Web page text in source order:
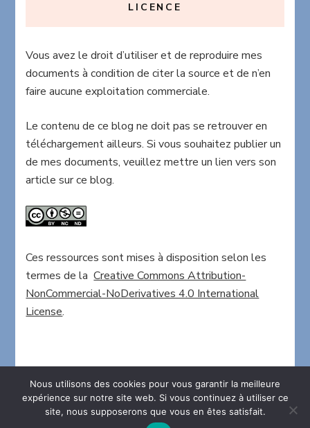
LICENCE
Vous avez le droit d’utiliser et de reproduire mes
documents à condition de citer la source et de n’en
faire aucune exploitation commerciale.
Le contenu de ce blog ne doit pas se retrouver en
téléchargement ailleurs. Si vous souhaitez publier un
de mes documents, veuillez mettre un lien vers son
article sur ce blog.
Ces ressources sont mises à disposition selon les
termes de laCreative Commons Attribution-
NonCommercial-NoDerivatives 4.0 International
License.
2026 CopyrightLa maison en folie.Blossom Chic -
Nous utilisons des cookies pour vous garantir la meilleure
expérience sur notre site web. Si vous continuez à utiliser ce
site, nous supposerons que vous en êtes satisfait.